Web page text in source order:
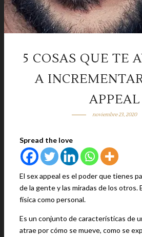
5 COSAS QUE TE
A
APPEAL
noviembre 23, 2020
Spread the love
El sex appeal es el poder que tienes
de la gente y las miradas de los otros.
física como personal.
Es un conjunto de características de
atrae por cómo se mueve, como se